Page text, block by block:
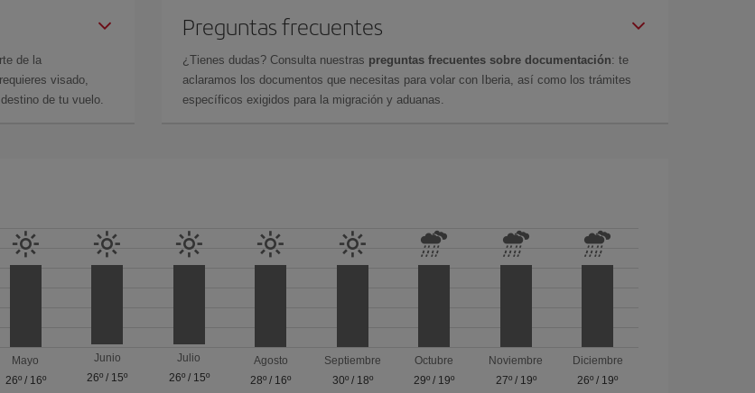
de la
visado,
de tu vuelo.
Preguntas frecuentes
¿Tienes dudas? Consulta nuestras preguntas frecuentes sobre documentación: te
aclaramos los documentos que necesitas para volar con Iberia, así como los trámites
específicos exigidos para la migración y aduanas.
Mayo
26º/ 16º
Junio
26º / 15º
Julio
26º/ 15º
Agosto
28º / 16º
Septiembre
30º/ 18º
Octubre
29º / 19º
Noviembre
27º/ 19º
Diciembre
26º / 19º